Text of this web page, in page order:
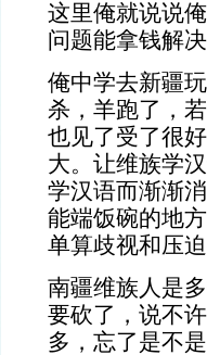
这里俺就说说
问题能拿钱解
俺中学去新疆
杀，羊跑了，
也见了受了很
大。让维族学
学汉语而渐渐
能端饭碗的地
单算歧视和压
南疆维族人是
要砍了，说不
多，忘了是不